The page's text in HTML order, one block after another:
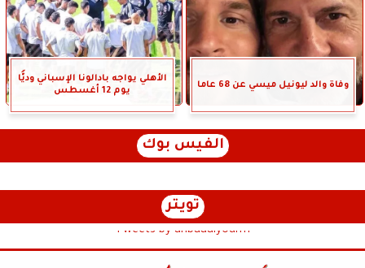
وفاة والد ليونيل ميسي عن 68 عاما
الأهلي يواجه بادالونا الإسباني وديًّا
يوم 12 أغسطس
الفيس بوك
تويتر
Tweets by anbaaalyoum1